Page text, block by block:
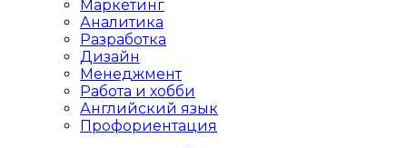
Маркетинг
Аналитика
Разработка
Дизайн
Менеджмент
Работа и хобби
Английский язык
Профориентация